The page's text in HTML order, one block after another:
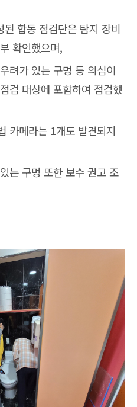
합동 점검단은 탐지 장비
확인했으며,
려가 있는 구멍 등 의심이
검 대상에 포함하여 점검했
카메라는 1개도 발견되지
는 구멍 또한 보수 권고 조